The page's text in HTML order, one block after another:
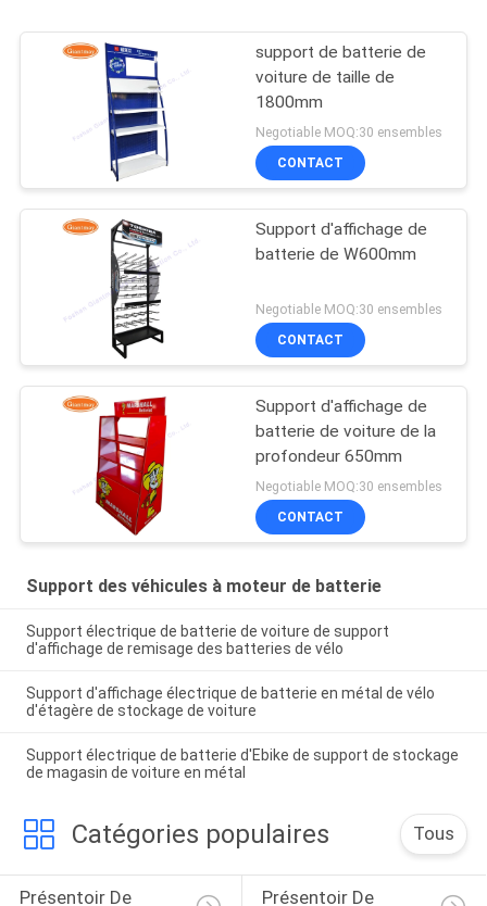
support de batterie de
voiture de taille de
1800mm
Negotiable MOQ:30 ensembles
CONTACT
Support d'affichage de
batterie de W600mm
Negotiable MOQ:30 ensembles
CONTACT
Support d'affichage de
batterie de voiture de la
profondeur 650mm
Negotiable MOQ:30 ensembles
CONTACT
Support des véhicules à moteur de batterie
Support électrique de batterie de voiture de support
d'affichage de remisage des batteries de vélo
Support d'affichage électrique de batterie en métal de vélo
d'étagère de stockage de voiture
Support électrique de batterie d'Ebike de support de stockage
de magasin de voiture en métal
Catégories populaires Tous
Présentoir De Présentoir De